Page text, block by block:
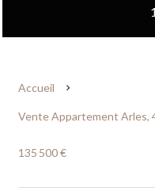
Accueil
Vente Appartement Arles,
135 500 €